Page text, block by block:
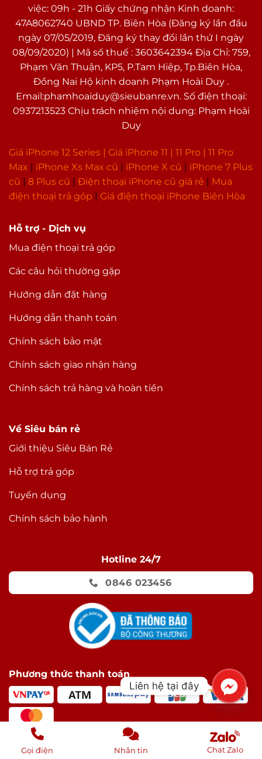
Hỗ trợ - Dịch vụ
Mua điện thoại trả góp
Các câu hỏi thường gặp
Hướng dẫn đặt hàng
Hướng dẫn thanh toán
Chính sách bảo mật
Chính sách giao nhận hàng
Chính sách trả hàng và hoàn tiền
Về Siêu bán rẻ
Giới thiệu Siêu Bán Rẻ
Hỗ trợ trả góp
Tuyển dụng
Chính sách bảo hành
Hotline 24/7
0846 023456
Phương thức thanh toán
việc: 09h - 21h Giấy chứng nhận Kinh doanh:
47A8062740 UBND TP. Biên Hòa (Đăng ký lần đầu
ngày 07/05/2019, Đăng ký thay đổi lần thứ I ngày
08/09/2020) | Mã số thuế : 3603642394 Địa Chỉ: 759,
Phạm Văn Thuận, KP5, P.Tam Hiệp, Tp.Biên Hòa,
Đồng Nai Hộ kinh doanh Phạm Hoài Duy .
Email:phamhoaiduy@sieubanre.vn. Số điện thoại:
0937213523 Chịu trách nhiệm nội dung: Phạm Hoài
Duy
Giá iPhone 12 Series | Giá iPhone 11 | 11 Pro | 11 Pro
Max | iPhone Xs Max cũ | iPhone X cũ | iPhone 7 Plus
cũ | 8 Plus cũ | Điện thoại iPhone cũ giá rẻ | Mua
điện thoại trả góp | Giá điện thoại iPhone Biên Hòa
Gọi điện Nhắn tin Chat Zalo
Liên hệ tại đây